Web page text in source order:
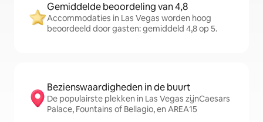
Gemiddelde beoordeling van 4,8
Accommodaties in Las Vegas worden hoog
beoordeeld door gasten: gemiddeld 4,8 op 5.
Bezienswaardigheden in de buurt
De populairste plekken in Las Vegas zijnCaesars
Palace, Fountains of Bellagio, en AREA15